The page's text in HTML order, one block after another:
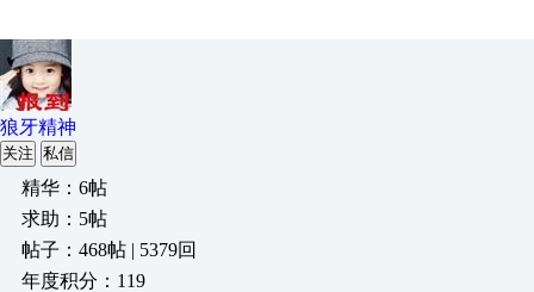
狼牙精神
关注 私信
精华：6帖
求助：5帖
帖子：468帖 | 5379回
年度积分：119